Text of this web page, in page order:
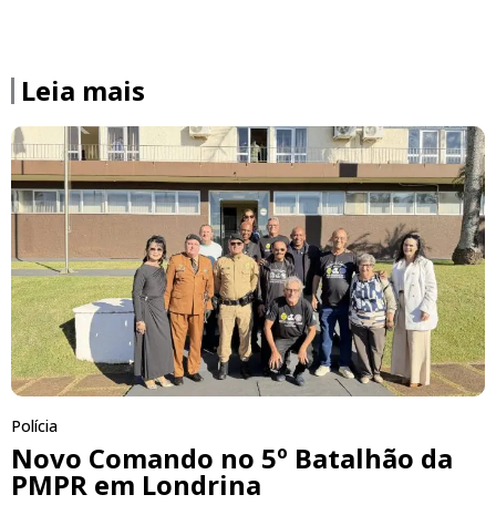
Leia mais
Polícia
Novo Comando no 5º Batalhão da
PMPR em Londrina